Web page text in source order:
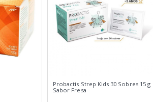
Probactis Strep Kids 30 Sobres 15 g
Sabor Fresa